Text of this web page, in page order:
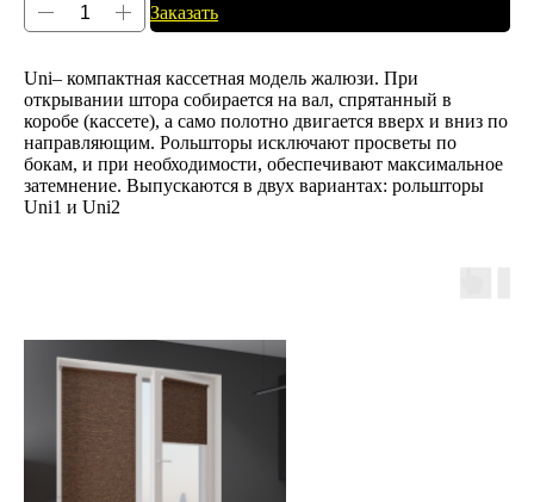
Заказать
Uni– компактная кассетная модель жалюзи. При
открывании штора собирается на вал, спрятанный в
коробе (кассете), а само полотно двигается вверх и вниз по
направляющим. Рольшторы исключают просветы по
бокам, и при необходимости, обеспечивают максимальное
затемнение. Выпускаются в двух вариантах: рольшторы
Uni1 и Uni2